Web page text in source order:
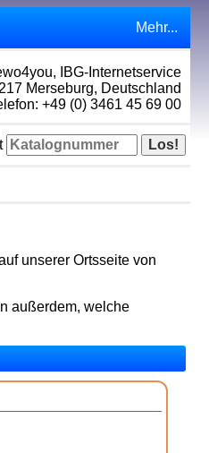
Mehr...
IBG-Internetservice
Merseburg, Deutschland
+49 (0) 3461 45 69 00
unserer Ortsseite von
außerdem, welche